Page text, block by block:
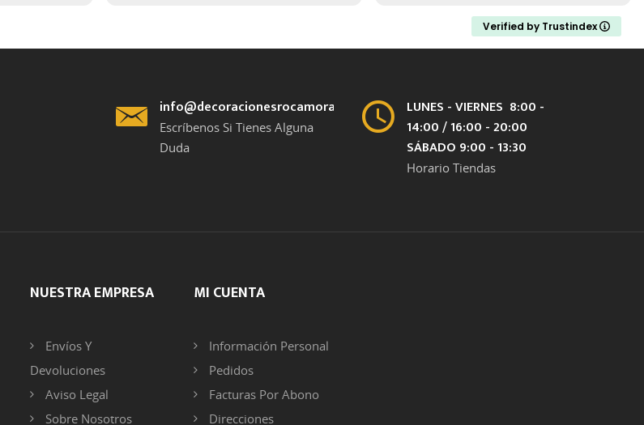
Verified by Trustindex
info@decoracionesrocamora.com
Escríbenos Si Tienes Alguna
Duda
LUNES - VIERNES 8:00 -
14:00 / 16:00 - 20:00
SÁBADO 9:00 - 13:30
Horario Tiendas
NUESTRA EMPRESA
Envíos Y
Devoluciones
Aviso Legal
Sobre Nosotros
MI CUENTA
Información Personal
Pedidos
Facturas Por Abono
Direcciones